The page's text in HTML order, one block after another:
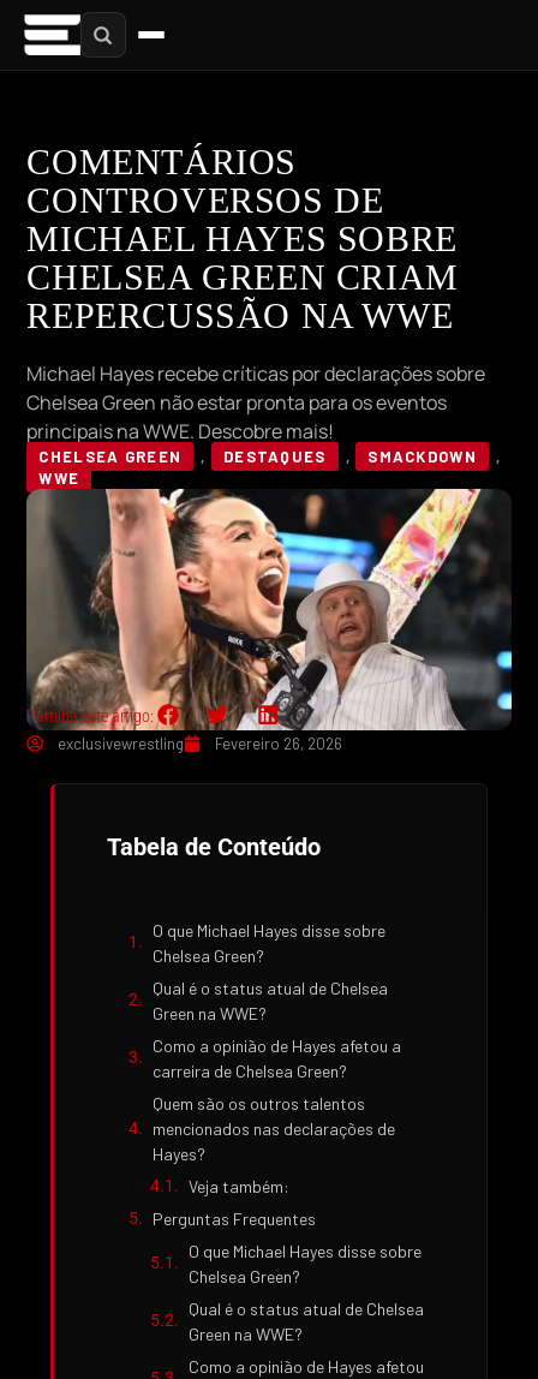
COMENTÁRIOS
CONTROVERSOS DE
MICHAEL HAYES SOBRE
CHELSEA GREEN CRIAM
REPERCUSSÃO NA WWE
Michael Hayes recebe críticas por declarações sobre
Chelsea Green não estar pronta para os eventos
principais na WWE. Descobre mais!
CHELSEA GREEN , DESTAQUES , SMACKDOWN
,
WWE
Partilha este artigo:
exclusivewrestling
Fevereiro 26, 2026
Tabela de Conteúdo
O que Michael Hayes disse sobre
Chelsea Green?
Qual é o status atual de Chelsea
Green na WWE?
Como a opinião de Hayes afetou a
carreira de Chelsea Green?
Quem são os outros talentos
mencionados nas declarações de
Hayes?
Veja também:
Perguntas Frequentes
O que Michael Hayes disse sobre
Chelsea Green?
Qual é o status atual de Chelsea
Green na WWE?
Como a opinião de Hayes afetou